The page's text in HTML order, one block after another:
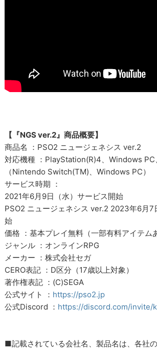
【『NGS ver.2』商品概要】
商品名 ：PSO2 ニュージェネシス ver.2
対応機種 ：PlayStation(R)4、Windows PC
（Nintendo Switch(TM)、Windows PC）
サービス時期 ：
2021年6月9日（水）サービス開始
PSO2 ニュージェネシス ver.2 2023年6月7
始
価格 ：基本プレイ無料（一部有料アイテム
ジャンル ：オンラインRPG
メーカー ：株式会社セガ
CERO表記 ：D区分（17歳以上対象）
著作権表記 ：(C)SEGA
公式サイト ： https://pso2.jp
公式Discord ： https://discord.com/invite/
■記載されている会社名、製品名は、各社